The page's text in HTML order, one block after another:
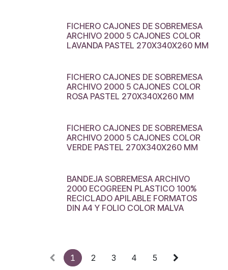
FICHERO CAJONES DE SOBREMESA
ARCHIVO 2000 5 CAJONES COLOR
LAVANDA PASTEL 270X340X260 MM
FICHERO CAJONES DE SOBREMESA
ARCHIVO 2000 5 CAJONES COLOR
ROSA PASTEL 270X340X260 MM
FICHERO CAJONES DE SOBREMESA
ARCHIVO 2000 5 CAJONES COLOR
VERDE PASTEL 270X340X260 MM
BANDEJA SOBREMESA ARCHIVO
2000 ECOGREEN PLASTICO 100%
RECICLADO APILABLE FORMATOS
DIN A4 Y FOLIO COLOR MALVA
1 2 3 4 5